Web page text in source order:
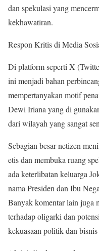
dan spekulasi yang
kekhawatiran.
Respon Kritis di Media
Di platform seperti X
ini menjadi bahan
mempertanyakan motif
Dewi Iriana yang di
dari wilayah yang sangat
Sebagian besar netizen
etis dan membuka ruang
ada keterlibatan keluarga
nama Presiden dan Ibu
Banyak komentar lain juga
terhadap oligarki dan
kekuasaan politik dan